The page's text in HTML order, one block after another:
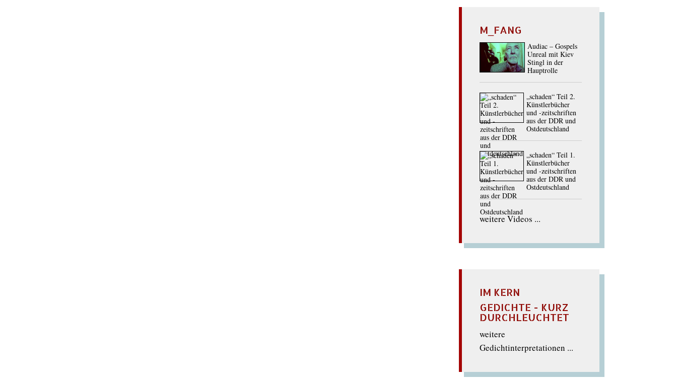
M_FANG
Audiac – Gospels
Unreal mit Kiev
Stingl in der
Hauptrolle
„schaden“ Teil 2.
Künstlerbücher
und -zeitschriften
aus der DDR und
Ostdeutschland
„schaden“ Teil 1.
Künstlerbücher
und -zeitschriften
aus der DDR und
Ostdeutschland
weitere Videos ...
IM KERN
GEDICHTE - KURZ
DURCHLEUCHTET
weitere
Gedichtinterpretationen ...